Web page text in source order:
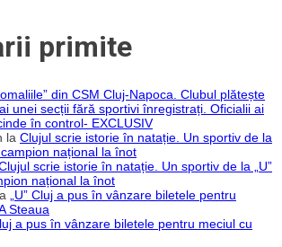
primite
din CSM Cluj-Napoca. Clubul plătește
unei secții fără sportivi înregistrați. Oficialii ai
în control- EXCLUSIV
la Clujul scrie istorie în natație. Un sportiv de la
campion național la înot
scrie istorie în natație. Un sportiv de la „U”
național la înot
„U” Cluj a pus în vânzare biletele pentru
Steaua
a pus în vânzare biletele pentru meciul cu